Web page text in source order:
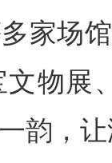
家场
物展
韵，